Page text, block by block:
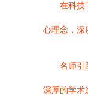
在科技
心理念，深
名师引
深厚的学术